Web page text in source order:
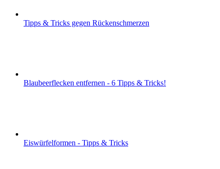
Tipps & Tricks gegen Rückenschmerzen
Blaubeerflecken entfernen - 6 Tipps & Tricks!
Eiswürfelformen - Tipps & Tricks